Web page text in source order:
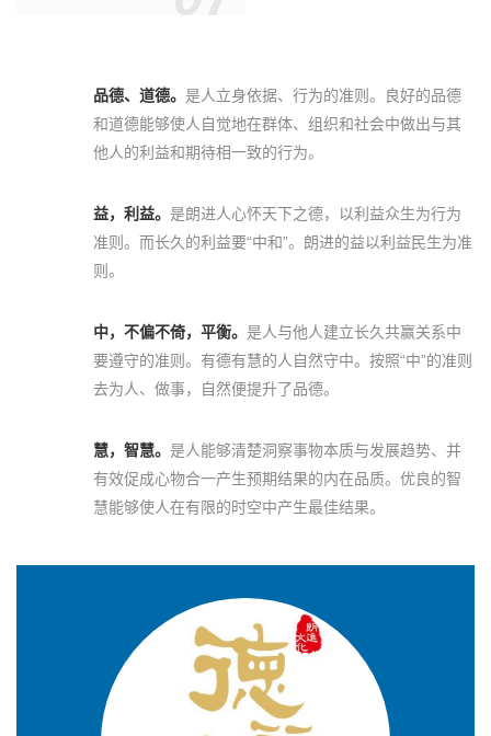
品德、道德。 是人立身依据、行为的准则。良好的品德
和道德能够使人自觉地在群体、组织和社会中做出与其
他人的利益和期待相一致的行为。
益，利益。 是朗进人心怀天下之德，以利益众生为行为
准则。而长久的利益要“中和”。朗进的益以利益民生为准
则。
中，不偏不倚，平衡。 是人与他人建立长久共赢关系中
要遵守的准则。有德有慧的人自然守中。按照“中”的准则
去为人、做事，自然便提升了品德。
慧，智慧。 是人能够清楚洞察事物本质与发展趋势、并
有效促成心物合一产生预期结果的内在品质。优良的智
慧能够使人在有限的时空中产生最佳结果。